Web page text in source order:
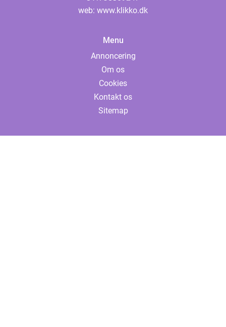
web: www.klikko.dk
Menu
Annoncering
Om os
Cookies
Kontakt os
Sitemap